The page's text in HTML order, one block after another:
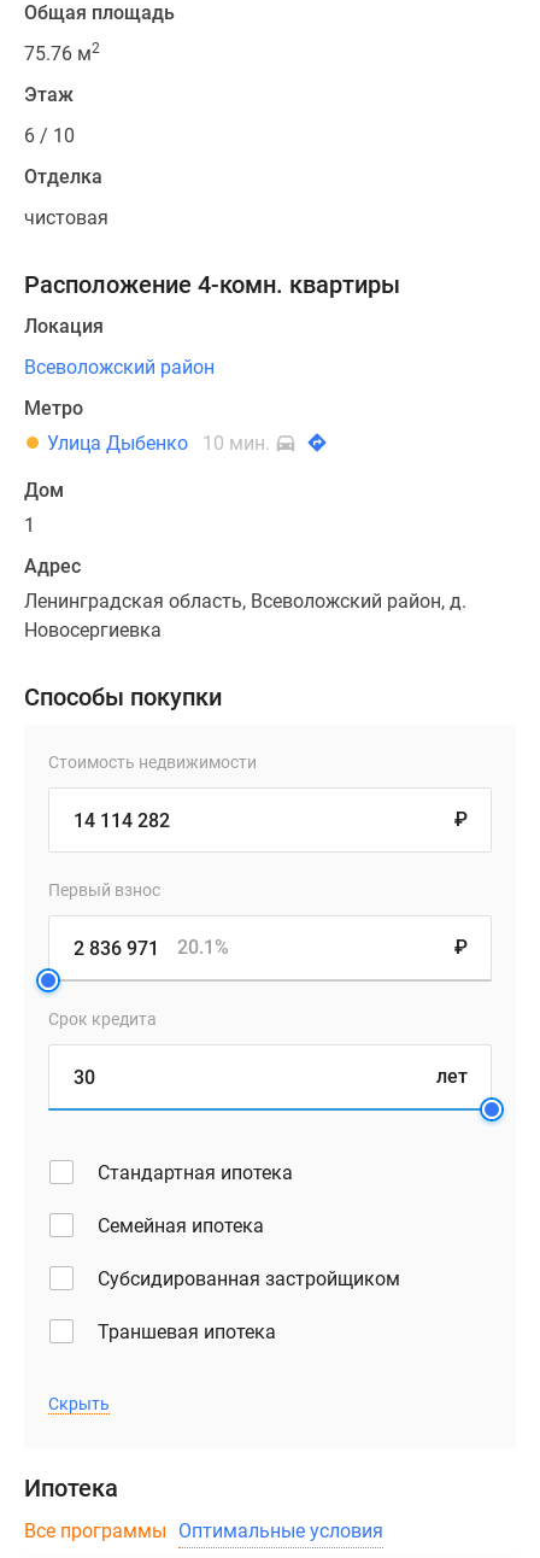
Общая площадь
75.76 м2
Этаж
6 / 10
Отделка
чистовая
Расположение 4-комн. квартиры
Локация
Всеволожский район
Метро
Улица Дыбенко
10 мин.
Дом
1
Адрес
Ленинградская область, Всеволожский район, д.
Новосергиевка
Способы покупки
Стоимость недвижимости
₽
Первый взнос
₽
20.1%
Срок кредита
лет
Стандартная ипотека
Семейная ипотека
Субсидированная застройщиком
Траншевая ипотека
Скрыть
Ипотека
Все программы Оптимальные условия